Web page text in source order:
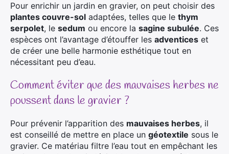
Pour enrichir un jardin en gravier, on peut choisir des
plantes couvre-sol adaptées, telles que le thym
serpolet, le sedum ou encore la sagine subulée. Ces
espèces ont l’avantage d’étouffer les adventices et
de créer une belle harmonie esthétique tout en
nécessitant peu d’eau.
Comment éviter que des mauvaises herbes ne
poussent dans le gravier ?
Pour prévenir l’apparition des mauvaises herbes, il
est conseillé de mettre en place un géotextile sous le
gravier. Ce matériau filtre l’eau tout en empêchant les